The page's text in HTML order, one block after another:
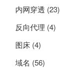
内网穿透 (23)
反向代理 (4)
图床 (4)
域名 (56)